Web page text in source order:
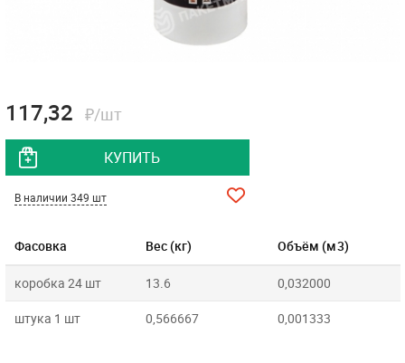
Фасовка Вес (кг) Объём (м3)
коробка 24 шт 13.6 0,032000
штука 1 шт 0,566667 0,001333
117,32 ₽/шт
КУПИТЬ
В наличии 349 шт